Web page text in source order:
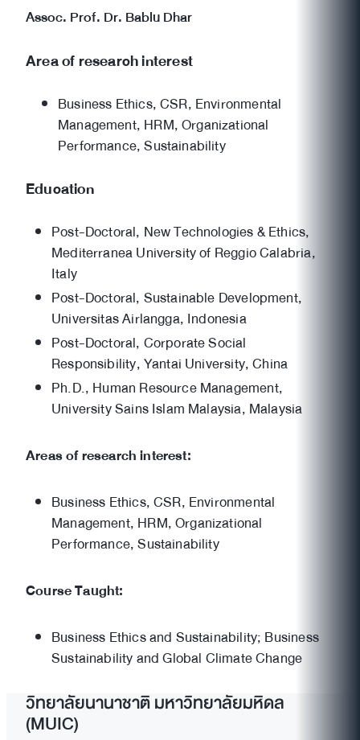
Assoc. Prof. Dr. Bablu Dhar
Area of research interest
Business Ethics, CSR, Environmental
Management, HRM, Organizational
Performance, Sustainability
Education
Post-Doctoral, New Technologies & Ethics,
Mediterranea University of Reggio Calabria,
Italy
Post-Doctoral, Sustainable Development,
Universitas Airlangga, Indonesia
Post-Doctoral, Corporate Social
Responsibility, Yantai University, China
Ph.D., Human Resource Management,
University Sains Islam Malaysia, Malaysia
Areas of research interest:
Business Ethics, CSR, Environmental
Management, HRM, Organizational
Performance, Sustainability
Course Taught:
Business Ethics and Sustainability; Business
Sustainability and Global Climate Change
วิทยาลัยนานาชาติ มหาวิทยาลัยมหิดล
(MUIC)